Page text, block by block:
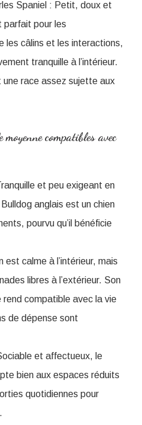
Spaniel : Petit, doux et
parfait pour les
les câlins et les interactions,
tranquille à l’intérieur.
une race assez sujette aux
compatibles avec
et peu exigeant en
anglais est un chien
pourvu qu’il bénéficie
est calme à l’intérieur, mais
libres à l’extérieur. Son
compatible avec la vie
de dépense sont
et affectueux, le
bien aux espaces réduits
quotidiennes pour